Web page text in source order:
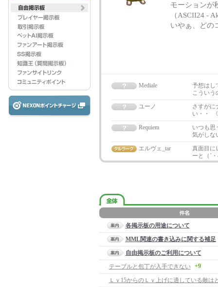
モーションが
（ASCII24 -
いやぁ、どの
Mediale
予想はし
こういう
ユーノ
さすがに
い・・
Requiem
いつも思
気がしな
エルヴェ_tar
真面目に
ーと（´
各掲示板の用途について
MML関連の書き込みに関する補足
自由掲示板のご利用について
テーブルと包丁が入手できない
+9
Ｌｖ15からのＬｖ上げに適している敵は